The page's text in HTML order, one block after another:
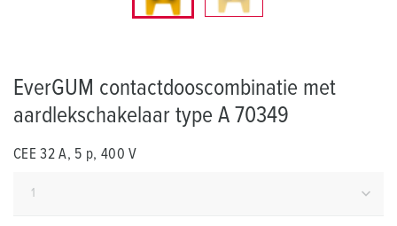
EverGUM contactdooscombinatie met
aardlekschakelaar type A 70349
CEE 32 A, 5 p, 400 V